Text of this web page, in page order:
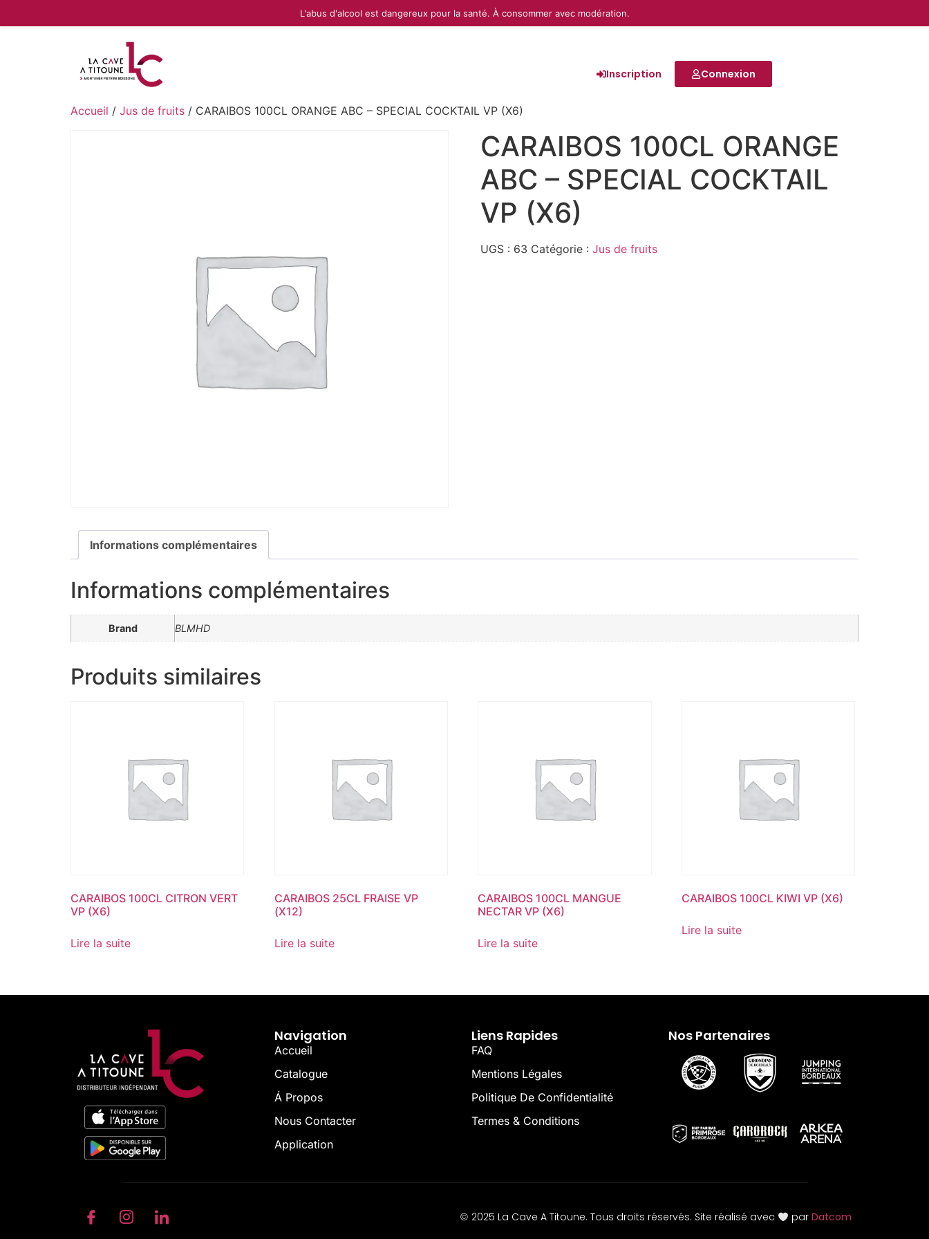
Inscription Connexion
Accueil / Jus de fruits / CARAIBOS 100CL ORANGE ABC – SPECIAL COCKTAIL VP (X6)
CARAIBOS 100CL ORANGE
ABC – SPECIAL COCKTAIL
VP (X6)
UGS : 63 Catégorie : Jus de fruits
Informations complémentaires
Informations complémentaires
Brand BLMHD
Produits similaires
CARAIBOS 100CL CITRON VERT
VP (X6)
Lire la suite
CARAIBOS 25CL FRAISE VP
(X12)
Lire la suite
CARAIBOS 100CL MANGUE
NECTAR VP (X6)
Lire la suite
CARAIBOS 100CL KIWI VP (X6)
Lire la suite
Navigation
Accueil
Catalogue
Á Propos
Nous Contacter
Application
Liens Rapides
FAQ
Mentions Légales
Politique De Confidentialité
Termes & Conditions
Nos Partenaires
© 2025 La Cave A Titoune. Tous droits réservés. Site réalisé avec par Datcom
L'abus d'alcool est dangereux pour la santé. À consommer avec modération.